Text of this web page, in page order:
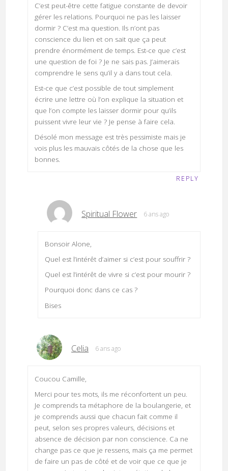
C’est peut-être cette fatigue constante de devoir
gérer les relations. Pourquoi ne pas les laisser
dormir ? C’est ma question. Ils n’ont pas
conscience du lien et on sait que ça peut
prendre énormément de temps. Est-ce que c’est
une question de foi ? Je ne sais pas. J’aimerais
comprendre le sens qu’il y a dans tout cela.
Est-ce que c’est possible de tout simplement
écrire une lettre où l’on explique la situation et
que l’on compte les laisser dormir pour qu’ils
puissent vivre leur vie ? Je pense à faire cela.
Désolé mon message est très pessimiste mais je
vois plus les mauvais côtés de la chose que les
bonnes.
REPLY
Spiritual Flower 6 ans ago
Bonsoir Alone,
Quel est l’intérêt d’aimer si c’est pour souffrir ?
Quel est l’intérêt de vivre si c’est pour mourir ?
Pourquoi donc dans ce cas ?
Bises
Celia 6 ans ago
Coucou Camille,
Merci pour tes mots, ils me réconfortent un peu.
Je comprends ta métaphore de la boulangerie, et
je comprends aussi que chacun fait comme il
peut, selon ses propres valeurs, décisions et
absence de décision par non conscience. Ca ne
change pas ce que je ressens, mais ça me permet
de faire un pas de côté et de voir que ce que je